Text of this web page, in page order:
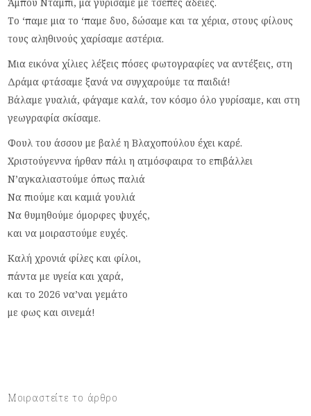
Το ‘παμε μια το ‘παμε δυο, δώσαμε και τα χέρια, στους φίλους
τους αληθινούς χαρίσαμε αστέρια.
Μια εικόνα χίλιες λέξεις πόσες φωτογραφίες να αντέξεις, στη
Δράμα φτάσαμε ξανά να συγχαρούμε τα παιδιά!
Βάλαμε γυαλιά, φάγαμε καλά, τον κόσμο όλο γυρίσαμε, και στη
γεωγραφία σκίσαμε.
Φουλ του άσσου με βαλέ η Βλαχοπούλου έχει καρέ.
Χριστούγεννα ήρθαν πάλι η ατμόσφαιρα το επιβάλλει
Ν’αγκαλιαστούμε όπως παλιά
Να πιούμε και καμιά γουλιά
Να θυμηθούμε όμορφες ψυχές,
και να μοιραστούμε ευχές.
Καλή χρονιά φίλες και φίλοι,
πάντα με υγεία και χαρά,
και το 2026 να’ναι γεμάτο
με φως και σινεμά!
Μοιραστείτε το άρθρο